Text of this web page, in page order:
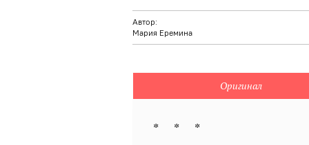
Автор:
Мария Еремина
Оригинал
* * *